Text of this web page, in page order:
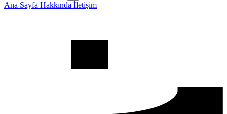
Ana Sayfa Hakkında İletişim